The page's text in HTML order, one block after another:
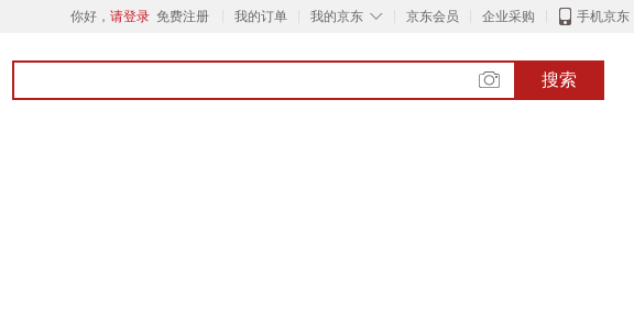
你好， 请登录 免费注册 我的订单 ◇
我的京东 京东会员 企业采购 手机京东
搜索